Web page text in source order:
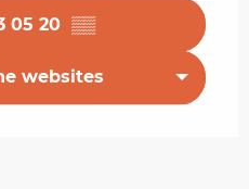
05 20 ▒▒
websites